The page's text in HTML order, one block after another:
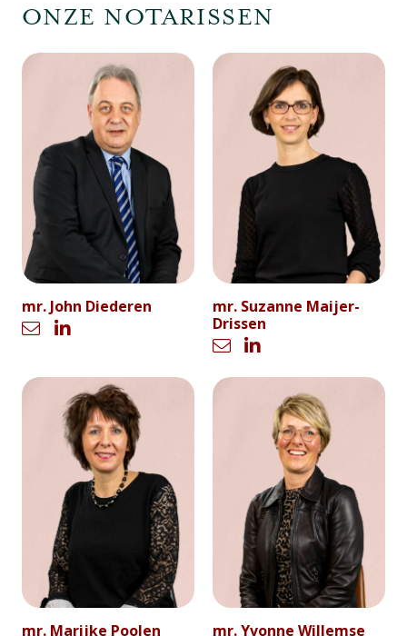
ONZE NOTARISSEN
mr. John Diederen
mr. Suzanne Maijer-
Drissen
mr. Marijke Poolen mr. Yvonne Willemse